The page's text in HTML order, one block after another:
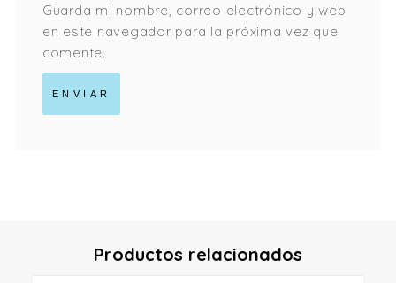
Guarda mi nombre, correo electrónico y web
en este navegador para la próxima vez que
comente.
Productos relacionados